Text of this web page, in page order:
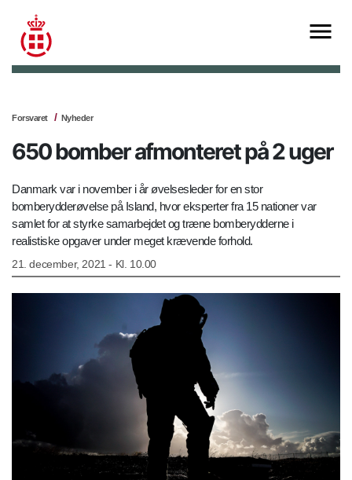
Forsvaret Nyheder
650 bomber afmonteret på 2 uger
Danmark var i november i år øvelsesleder for en stor
bomberydderøvelse på Island, hvor eksperter fra 15 nationer var
samlet for at styrke samarbejdet og træne bomberydderne i
realistiske opgaver under meget krævende forhold.
21. december, 2021 - Kl. 10.00